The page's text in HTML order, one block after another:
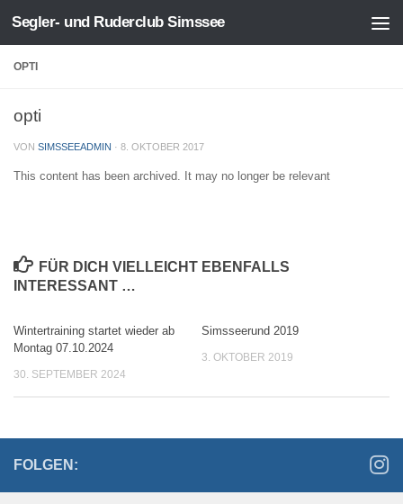
Zum Inhalt springen
Segler- und Ruderclub Simssee
OPTI
opti
VON SIMSSEEADMIN · 8. OKTOBER 2017
This content has been archived. It may no longer be relevant
FÜR DICH VIELLEICHT EBENFALLS
INTERESSANT …
Wintertraining startet wieder ab
Montag 07.10.2024
30. SEPTEMBER 2024
Simsseerund 2019
3. OKTOBER 2019
FOLGEN: